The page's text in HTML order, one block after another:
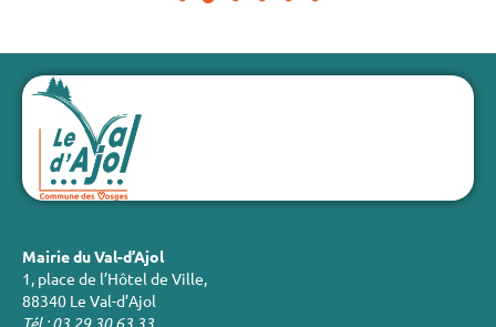
Mairie du Val-d’Ajol
1, place de l’Hôtel de Ville,
88340 Le Val-d’Ajol